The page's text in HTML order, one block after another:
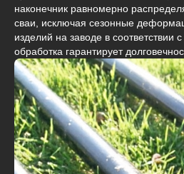
наконечник равномерно
сваи, исключая сезонные
изделий на заводе в соответствии
обработка гарантирует